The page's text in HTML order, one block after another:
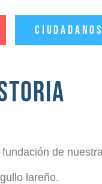
Ciudadanos
de
lareño.